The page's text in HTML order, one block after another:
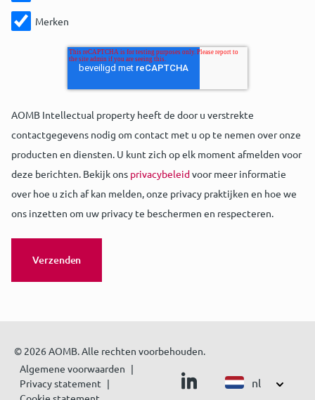
Merken
AOMB Intellectual property heeft de door u verstrekte
contactgegevens nodig om contact met u op te nemen over onze
producten en diensten. U kunt zich op elk moment afmelden voor
deze berichten. Bekijk ons privacybeleidvoor meer informatie
over hoe u zich af kan melden, onze privacy praktijken en hoe we
ons inzetten om uw privacy te beschermen en respecteren.
© 2026 AOMB. Alle rechten voorbehouden.
Algemene voorwaarden
Privacy statement
nl